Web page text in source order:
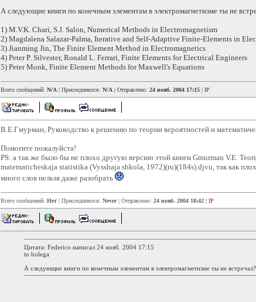
А следующие книги по конечным элементам в электромагнетизме ты не
1) M.V.K. Chari, S.J. Salon, Numerical Methods in Electromagnetism
2) Magdalena Salazar-Palma, Iterative and Self-Adaptive Finite-Elements in
3) Jianming Jin, The Finite Element Method in Electromagnetics
4) Peter P. Silvester, Ronald L. Ferrari, Finite Elements for Electrical Engineers
5) Peter Monk, Finite Element Methods for Maxwell's Equations
Всего сообщений: N/A | Присоединился: N/A | Отправлено: 24 нояб. 2004 17:15 | IP
В.Е.Гмурман, Руководство к решению по теории вероятностей и
Помогите пожалуйста!
PS: а так же было бы не плохо другую версию этой книги Gmurman V.E.
matematicheskaja statistika (Vysshaja shkola, 1972)(ru)(184s).djvu, так как
много слов нельзя даже разобрать
Всего сообщений: Нет | Присоединился: Never| Отправлено: 24 нояб. 2004 18:42 | IP
Цитата: Federico написал 24 нояб. 2004 17:15
to bolega
А следующие книги по конечным элементам в электромагнетизме ты не встречал?